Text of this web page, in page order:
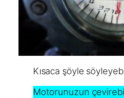
Kısaca şöyle
Motorunuzun